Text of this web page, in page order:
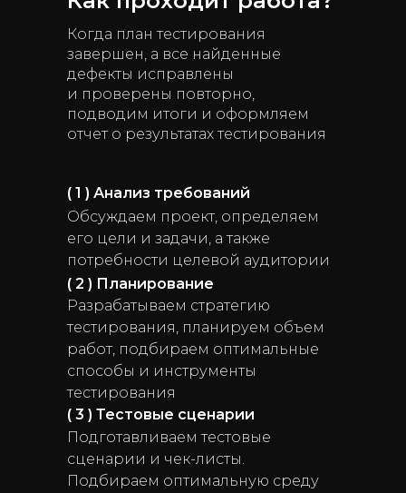
Когда план тестирования
завершен, а все найденные
дефекты исправлены
и проверены повторно,
подводим итоги и оформляем
отчет о результатах тестирования
( 1 ) Анализ требований
Обсуждаем проект, определяем
его цели и задачи, а также
потребности целевой аудитории
( 2 ) Планирование
Разрабатываем стратегию
тестирования, планируем объем
работ, подбираем оптимальные
способы и инструменты
тестирования
( 3 ) Тестовые сценарии
Подготавливаем тестовые
сценарии и чек-листы.
Подбираем оптимальную среду